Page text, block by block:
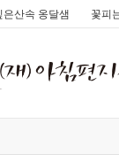
은산속 옹달샘 꽃피